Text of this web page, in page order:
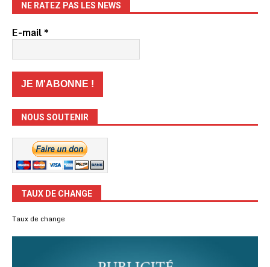
NE RATEZ PAS LES NEWS
E-mail*
NOUS SOUTENIR
TAUX DE CHANGE
Taux de change